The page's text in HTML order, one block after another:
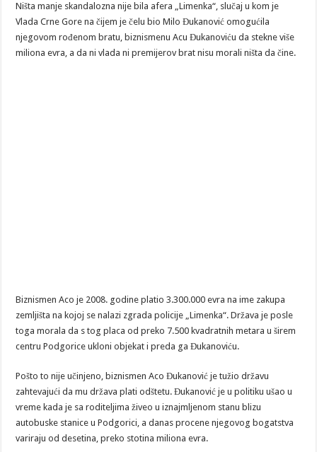
Ništa manje skandalozna nije bila afera „Limenka“, slučaj u kom je
Vlada Crne Gore na čijem je čelu bio Milo Đukanović omogućila
njegovom rođenom bratu, biznismenu Acu Đukanoviću da stekne više
miliona evra, a da ni vlada ni premijerov brat nisu morali ništa da čine.
Biznismen Aco je 2008. godine platio 3.300.000 evra na ime zakupa
zemljišta na kojoj se nalazi zgrada policije „Limenka“. Država je posle
toga morala da s tog placa od preko 7.500 kvadratnih metara u širem
centru Podgorice ukloni objekat i preda ga Đukanoviću.
Pošto to nije učinjeno, biznismen Aco Đukanović je tužio državu
zahtevajući da mu država plati odštetu. Đukanović je u politiku ušao u
vreme kada je sa roditeljima živeo u iznajmljenom stanu blizu
autobuske stanice u Podgorici, a danas procene njegovog bogatstva
variraju od desetina, preko stotina miliona evra.